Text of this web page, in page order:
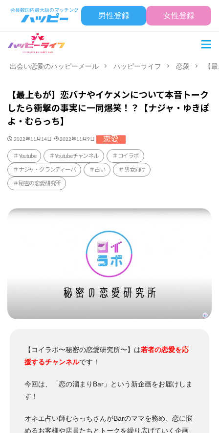
男性登録 女性登録
出会い恋愛のハッピーメール ハッピーライフ 恋愛 【
【最上もが】恋バナやイケメンについて本音トーク
したら衝撃の事実に一同爆笑！？【ナジャ・ゆきぽ
よ・むらっち】
2022年11月14日 2022年11月9日 恋愛
Youtube Youtubeチャンネル コイラボ
ナジャ・グランディーバ 占い 男女向け
秘密の恋愛研究所
【コイラボ〜秘密の恋愛研究所〜】は若者の恋愛を応
援するチャンネルです！
今回は、「恋の溜まりBar」という新企画をお届けしま
す！
オネエ占い師むらっちさんがBarのママを務め、恋に悩
めるお客様や店員たちとトークを繰り広げていく企画